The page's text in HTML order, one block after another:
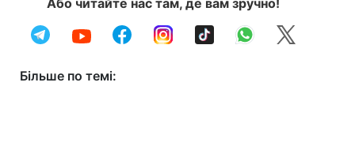
Або читайте нас там, де вам зручно!
Більше по темі: